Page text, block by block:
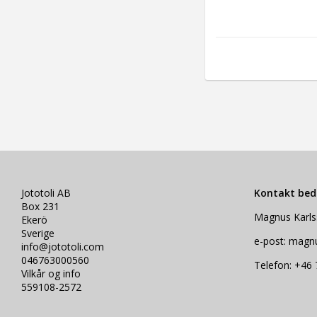
Jototoli AB
Box 231
Ekerö
Sverige
info@jototoli.com
046763000560
Vilkår og info
559108-2572
Kontakt
Magnus
e-post:
Telefon: +46